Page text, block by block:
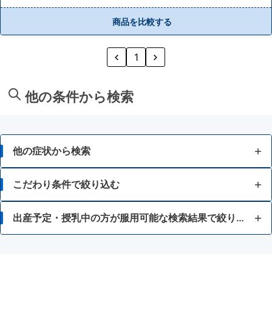
商品を比較する
1
他の条件から検索
他の症状から検索
せき
たん
ゼーゼー、ヒューヒュー音の呼吸
こだわり条件で絞り込む
12歳未満 出産予定・授乳中の方が服用可能な検索結果で絞り込む